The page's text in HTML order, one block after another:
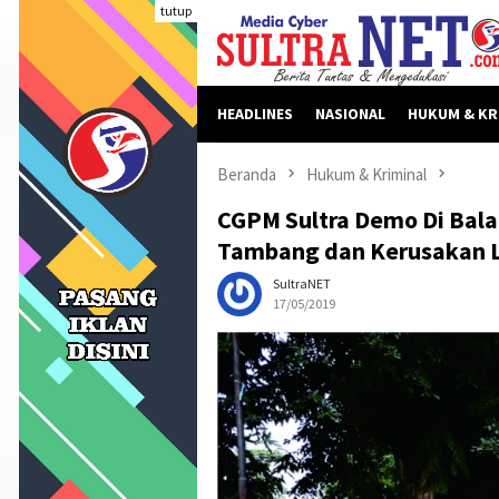
konten
tutup
HEADLINES NASIONAL HUKUM &
Beranda Hukum & Kriminal
CGPM Sultra Demo Di
Tambang dan
SultraNET
17/05/2019